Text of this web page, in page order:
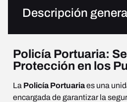
Descripción
Policía Portuaria:
Protección en los
La Policía Portuariaes una
encargada de garantizar la